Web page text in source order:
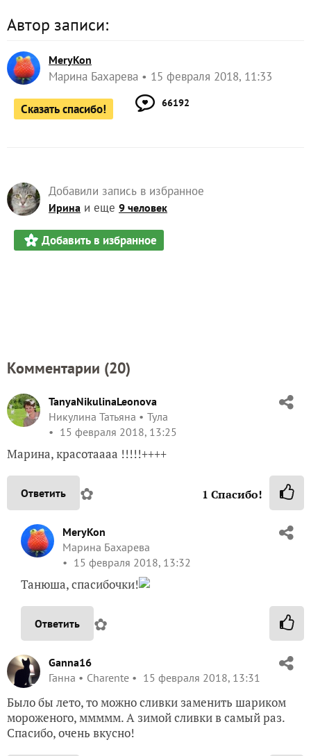
Автор записи:
MeryKon
Марина Бахарева 15 февраля 2018, 11:33
Сказать спасибо! 66192
Добавили запись в избранное
Ирина и еще 9 человек
Добавить в избранное
Комментарии (20)
TanyaNikulinaLeonova
Никулина Татьяна
Тула
15 февраля 2018, 13:25
Марина, красотаааа !!!!!++++
Ответить ✿ 1 Спасибо!
MeryKon
Марина Бахарева
15 февраля 2018, 13:32
Танюша, спасибочки!
Ответить ✿
Ganna16
Ганна
Charente 15 февраля 2018, 13:31
Было бы лето, то можно сливки заменить шариком
мороженого, ммммм. А зимой сливки в самый раз.
Спасибо, очень вкусно!